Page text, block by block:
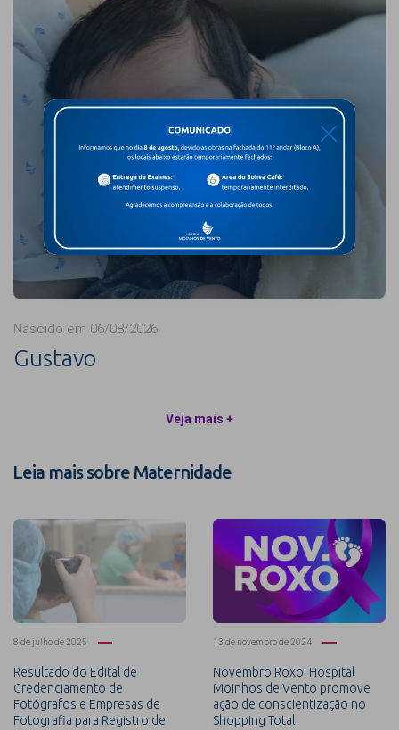
Nascido em 06/08/2026
Gustavo
Veja mais +
Leia mais sobre Maternidade
8 de julho de 2025
Resultado do Edital de
Credenciamento de
Fotógrafos e Empresas de
Fotografia para Registro de
13 de novembro de 2024
Novembro Roxo: Hospital
Moinhos de Vento promove
ação de conscientização no
Shopping Total
X